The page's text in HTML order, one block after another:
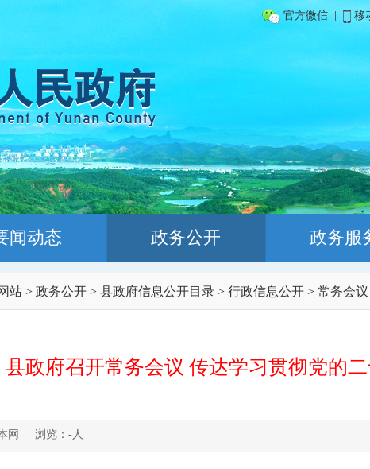
官方微信 移
闻动态 政务公开 政务服
站 > 政务公开 > 县政府信息公开目录 > 行政信息公开 > 常务会议
县政府召开常务会议 传达学习贯彻党的
网 浏览： - 人